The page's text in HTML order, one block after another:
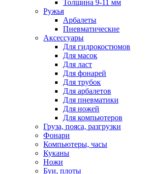
Толщина 9-11 мм
Ружья
Арбалеты
Пневматические
Аксессуары
Для гидрокостюмов
Для масок
Для ласт
Для фонарей
Для трубок
Для арбалетов
Для пневматики
Для ножей
Для компьютеров
Груза, пояса, разгрузки
Фонари
Компьютеры, часы
Куканы
Ножи
Буи, плоты